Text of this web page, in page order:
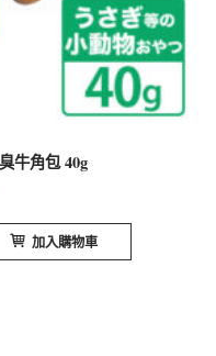
牛角包 40g
加入購物車